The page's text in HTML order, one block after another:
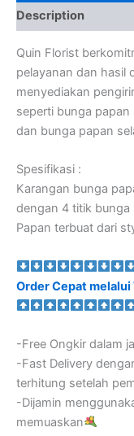
Description
Quin Florist
pelayanan dan hasil
menyediakan
seperti bunga
dan bunga papan
Spesifikasi :
Karangan bunga
dengan 4 titik bunga
Papan terbuat dari
Order Cepat melalui
-Free Ongkir dalam
-Fast Delivery
terhitung setelah
-Dijamin
memuaskan